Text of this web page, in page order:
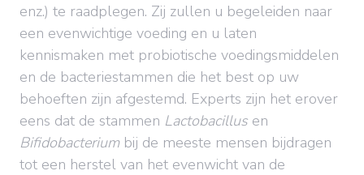
enz.) te raadplegen. Zij zullen u begeleiden naar
een evenwichtige voeding en u laten
kennismaken met probiotische voedingsmiddelen
en de bacteriestammen die het best op uw
behoeften zijn afgestemd. Experts zijn het erover
eens dat de stammen Lactobacillus en
Bifidobacteriumbij de meeste mensen bijdragen
tot een herstel van het evenwicht van de